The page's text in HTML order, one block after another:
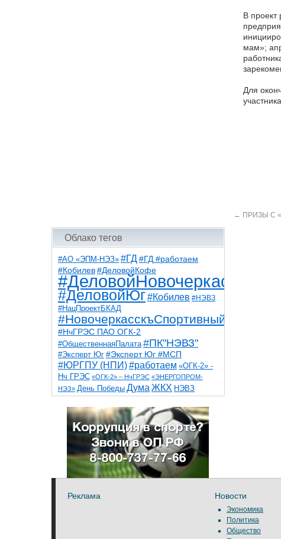
Облако тегов
#АО «ЭПМ-НЭЗ» #ГД #ГД #работаем
#Кобилев #ДеловойКофе
#ДеловойНовочеркасск
#ДеловойЮг#Кобилев #НЭВЗ
#НацПроектБКАД
#НовочеркасскъСпортивный
#НчГРЭС ПАО ОГК-2
#ОбщественнаяПалата #ПК"НЭВЗ"
#Эксперт Юг #Эксперт Юг #МСП
#ЮРГПУ (НПИ)#работаем «ОГК-2» -
Нч ГРЭС «ОГК-2» – НчГРЭС «ЭНЕРГОПРОМ-
НЭЗ» День Победы Дума ЖКХ НЭВЗ
НчГРЭС ТНТ
благоустройствоветераны выборы
детидороги казаки коррупция космос
общественная палата парк пожар роща
спорт театр транспорт художники
В проект
мам»;
Для
← ПРИЗЫ С
Реклама Новости
Экономика
Политика
Общество